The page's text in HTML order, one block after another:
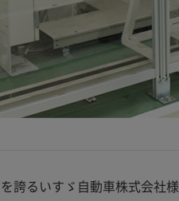
誇るいすゞ自動車株式会社